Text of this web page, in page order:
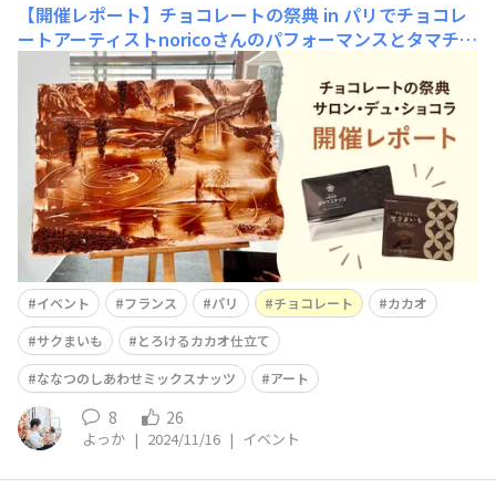
【開催レポート】チョコレートの祭典 in パリでチョコレ
ートアーティストnoricoさんのパフォーマンスとタマチャ
ンショップのチョコレートスイーツが人々を魅了！
ん、こんにちは。タマチャンショップのよっかです。 先
日告知していました、フランス・パリで開催された世界最
大級のチョコレートの祭典「サロン・デュ・ショコラ」
に、タマチャンショップと霧島酒造株式会社が共同開発し
た新商品「サクまいもプレミアム（メルティショコラ仕立
て）」が出品されました。国内
イベント フランス パリ チョコレート
カカオ
サクまいも
とろけるカカオ仕立て
ななつのしあわせミックスナッツ
アート
8 26
よっか | 2024/11/16 | イベント